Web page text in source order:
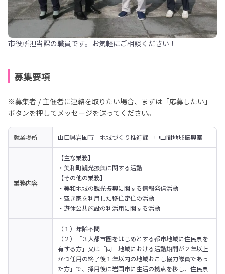
市役所担当課の職員です。お気軽にご相談ください！
募集要項
※募集者 / 主催者に連絡を取りたい場合、まずは「応募したい」
ボタンを押してメッセージを送ってください。
就業場所 山口県岩国市　地域づくり推進課　中山間地域振興室
業務内容
【主な業務】
・美和町観光振興に関する活動
【その他の業務】
・美和地域の観光振興に関する情報発信活動
・空き家を利用した移住定住の活動
・遊休公共施設の利活用に関する活動
（１）年齢不問
（２）「３大都市圏をはじめとする都市地域に住民票を
有する方」又は「同一地域における活動期間が２年以上
かつ任用の終了後１年以内の地域おこし協力隊員であっ
た方」で、採用後に岩国市に生活の拠点を移し、住民票